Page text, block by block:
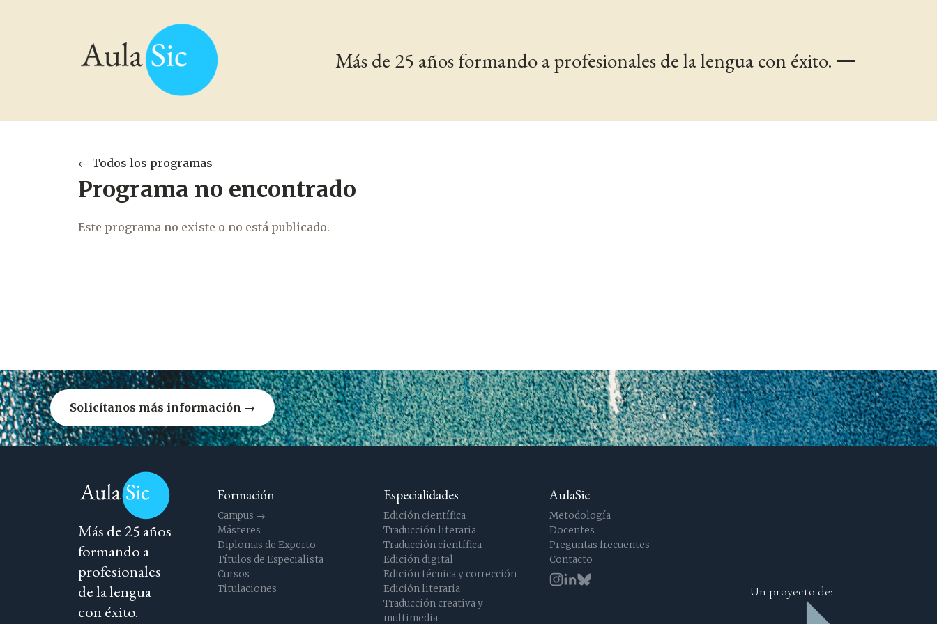
Más de 25 años formando a profesionales de la lengua con éxito.
← Todos los programas
Programa no encontrado
Este programa no existe o no está publicado.
Solicítanos más información →
Más de 25 años
formando a
profesionales
de la lengua
con éxito.
Formación
Campus →
Másteres
Diplomas de Experto
Títulos de Especialista
Cursos
Titulaciones
Especialidades
Edición científica
Traducción literaria
Traducción científica
Edición digital
Edición técnica y corrección
Edición literaria
Traducción creativa y
multimedia
AulaSic
Metodología
Docentes
Preguntas frecuentes
Contacto
Un proyecto de: